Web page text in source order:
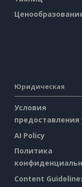
Юридическая
Условия
предоставления
AI Policy
Политика
Content